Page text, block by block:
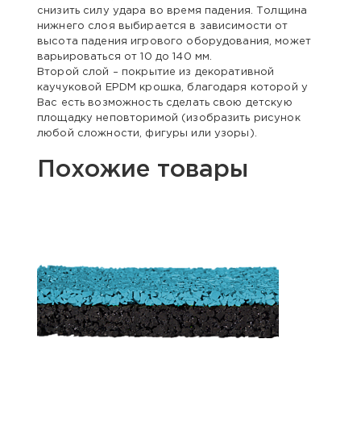
снизить силу удара во время падения. Толщина
нижнего слоя выбирается в зависимости от
высота падения игрового оборудования, может
варьироваться от 10 до 140 мм.
Второй слой – покрытие из декоративной
каучуковой EPDM крошка, благодаря которой у
Вас есть возможность сделать свою детскую
площадку неповторимой (изобразить рисунок
любой сложности, фигуры или узоры).
Похожие товары